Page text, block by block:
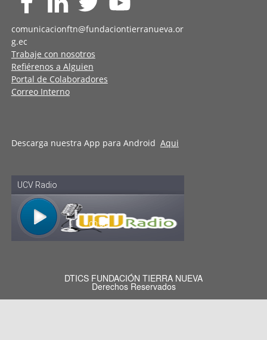
comunicacionftn@fundaciontierranueva.or
g.ec
Trabaje con nosotros
Refiérenos a Alguien
Portal de Colaboradores
Correo Interno
Descarga nuestra App para Android Aqui
DTICS FUNDACIÓN TIERRA NUEVA
Derechos Reservados